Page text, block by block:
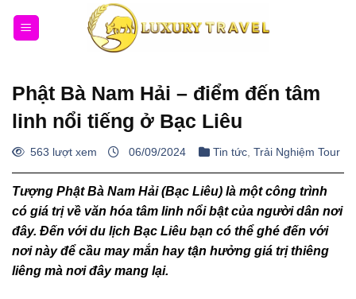
Phật Bà Nam Hải – điểm đến tâm
linh nổi tiếng ở Bạc Liêu
563 lượt xem 06/09/2024 Tin tức Trải Nghiệm Tour
Tượng Phật Bà Nam Hải (Bạc Liêu) là một công trình
có giá trị về văn hóa tâm linh nổi bật của người dân nơi
đây. Đến với du lịch Bạc Liêu bạn có thể ghé đến với
nơi này để cầu may mắn hay tận hưởng giá trị thiêng
liêng mà nơi đây mang lại.